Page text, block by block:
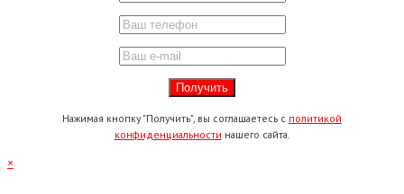
Нажимая кнопку "Получить", вы соглашаетесь с политикой
конфиденциальности нашего сайта.
×